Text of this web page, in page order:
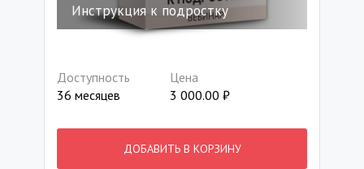
Инструкция к подростку
Доступность
36 месяцев
Цена
3 000.00 ₽
ДОБАВИТЬ В КОРЗИНУ